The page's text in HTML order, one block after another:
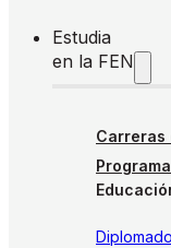
Estudia
en la FEN
Carreras